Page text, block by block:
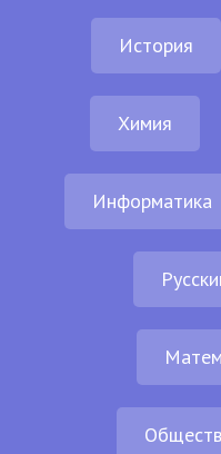
История
Химия
Информатика